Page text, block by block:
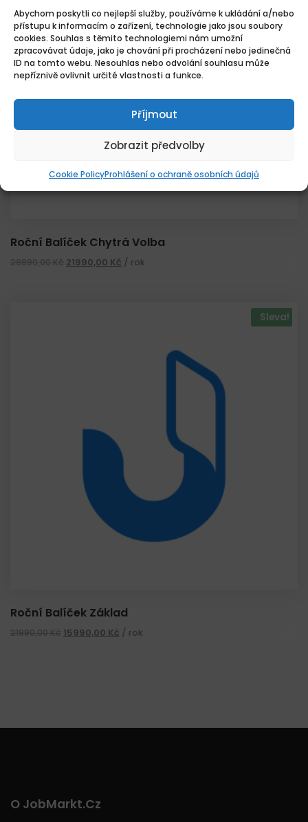
Abychom poskytli co nejlepší služby, používáme k ukládání a/nebo
přístupu k informacím o zařízení, technologie jako jsou soubory
cookies. Souhlas s těmito technologiemi nám umožní
zpracovávat údaje, jako je chování při procházení nebo jedinečná
ID na tomto webu. Nesouhlas nebo odvolání souhlasu může
nepříznivě ovlivnit určité vlastnosti a funkce.
Příjmout
Zobrazit předvolby
Cookie PolicyProhlášení o ochraně osobních údajů
Roční Balíček Chytrá Volba
28990,00Kč 21990,00 Kč / rok
Sleva!
Roční Balíček Základ
21990,00Kč 15990,00 Kč / rok
O JobMarkt.cz